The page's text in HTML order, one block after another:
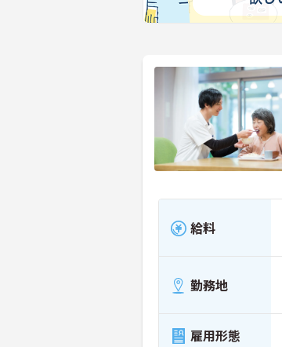
給料
勤務地
雇用形態